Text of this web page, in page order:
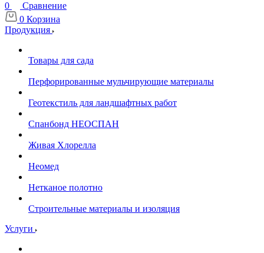
0
Сравнение
0 Корзина
Продукция
Товары для сада
Перфорированные мульчирующие материалы
Геотекстиль для ландшафтных работ
Спанбонд НЕОСПАН
Живая Хлорелла
Нeомед
Нетканое полотно
Строительные материалы и изоляция
Услуги